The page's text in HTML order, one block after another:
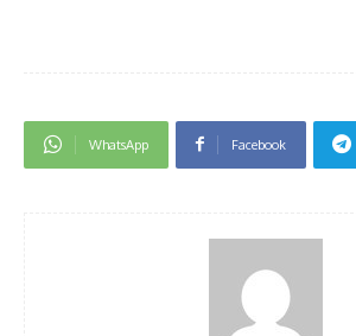
WhatsApp Facebook